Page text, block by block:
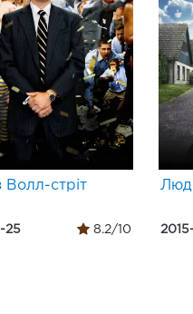
Волл-стріт
25 8.2/10